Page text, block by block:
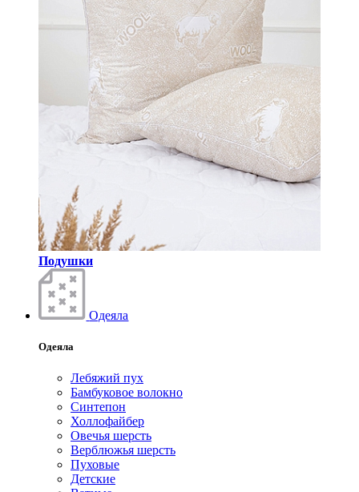
Подушки
Одеяла
Одеяла
Лебяжий пух
Бамбуковое волокно
Синтепон
Холлофайбер
Овечья шерсть
Верблюжья шерсть
Пуховые
Детские